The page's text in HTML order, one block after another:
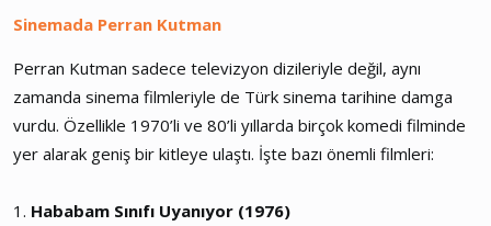
Sinemada Perran Kutman
Perran Kutman sadece televizyon dizileriyle değil, aynı
zamanda sinema filmleriyle de Türk sinema tarihine damga
vurdu. Özellikle 1970’li ve 80’li yıllarda birçok komedi filminde
yer alarak geniş bir kitleye ulaştı. İşte bazı önemli filmleri:
1. Hababam Sınıfı Uyanıyor (1976)